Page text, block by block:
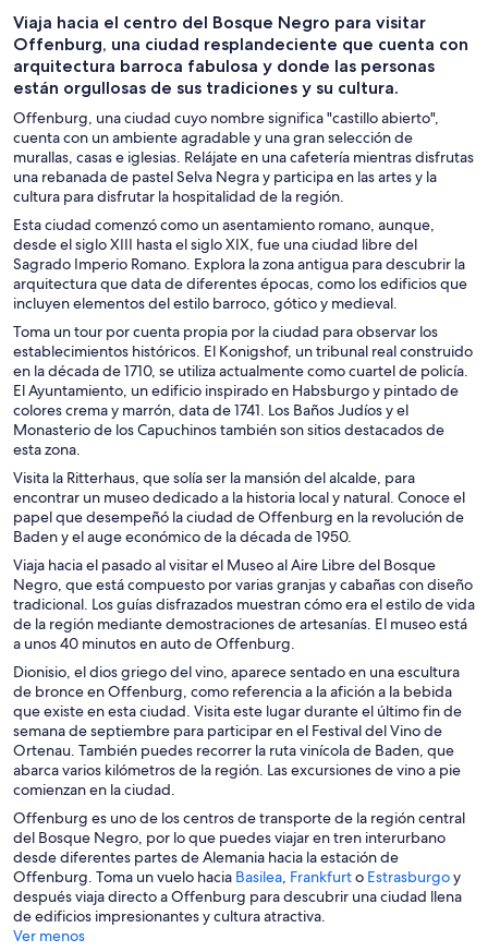
Viaja hacia el centro del Bosque Negro para visitar
Offenburg, una ciudad resplandeciente que cuenta con
arquitectura barroca fabulosa y donde las personas
están orgullosas de sus tradiciones y su cultura.
Offenburg, una ciudad cuyo nombre significa "castillo abierto",
cuenta con un ambiente agradable y una gran selección de
murallas, casas e iglesias. Relájate en una cafetería mientras disfrutas
una rebanada de pastel Selva Negra y participa en las artes y la
cultura para disfrutar la hospitalidad de la región.
Esta ciudad comenzó como un asentamiento romano, aunque,
desde el siglo XIII hasta el siglo XIX, fue una ciudad libre del
Sagrado Imperio Romano. Explora la zona antigua para descubrir la
arquitectura que data de diferentes épocas, como los edificios que
incluyen elementos del estilo barroco, gótico y medieval.
Toma un tour por cuenta propia por la ciudad para observar los
establecimientos históricos. El Konigshof, un tribunal real construido
en la década de 1710, se utiliza actualmente como cuartel de policía.
El Ayuntamiento, un edificio inspirado en Habsburgo y pintado de
colores crema y marrón, data de 1741. Los Baños Judíos y el
Monasterio de los Capuchinos también son sitios destacados de
esta zona.
Visita la Ritterhaus, que solía ser la mansión del alcalde, para
encontrar un museo dedicado a la historia local y natural. Conoce el
papel que desempeñó la ciudad de Offenburg en la revolución de
Baden y el auge económico de la década de 1950.
Viaja hacia el pasado al visitar el Museo al Aire Libre del Bosque
Negro, que está compuesto por varias granjas y cabañas con diseño
tradicional. Los guías disfrazados muestran cómo era el estilo de vida
de la región mediante demostraciones de artesanías. El museo está
a unos 40 minutos en auto de Offenburg.
Dionisio, el dios griego del vino, aparece sentado en una escultura
de bronce en Offenburg, como referencia a la afición a la bebida
que existe en esta ciudad. Visita este lugar durante el último fin de
semana de septiembre para participar en el Festival del Vino de
Ortenau. También puedes recorrer la ruta vinícola de Baden, que
abarca varios kilómetros de la región. Las excursiones de vino a pie
comienzan en la ciudad.
Offenburg es uno de los centros de transporte de la región central
del Bosque Negro, por lo que puedes viajar en tren interurbano
desde diferentes partes de Alemania hacia la estación de
Offenburg. Toma un vuelo hacia BasileaS
e
a
FrankfurtS
e
o EstrasburgoS
e
y
después viaja directo a Offenburg para descubrir una ciudad llena
de edificios impresionantes y cultura atractiva.
Ver menos